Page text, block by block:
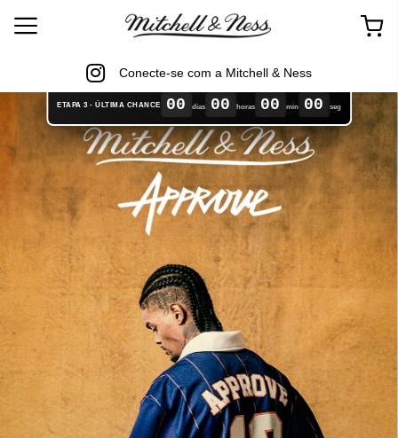
Conecte-se com a Mitchell & Ness
ETAPA 3 - ÚLTIMA CHANCE 00 dias 00 horas 00 min 00 seg